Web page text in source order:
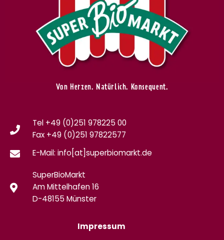
Von Herzen. Natürlich. Konsequent.
Tel +49 (0)251 978225 00
Fax +49 (0)251 97822577
E-Mail: info[at]superbiomarkt.de
SuperBioMarkt
Am Mittelhafen 16
D-48155 Münster
Impressum